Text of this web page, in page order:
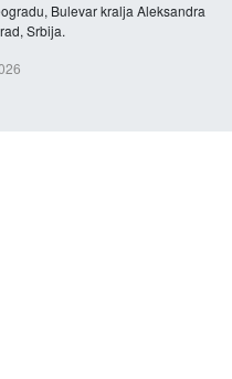
Bulevar kralja Aleksandra
Srbija.